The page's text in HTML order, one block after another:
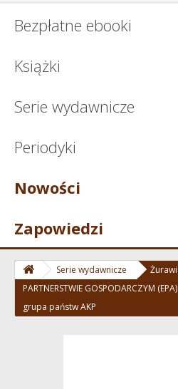
Bezpłatne ebooki
Książki
Serie wydawnicze
Periodyki
Nowości
Zapowiedzi
Serie wydawnicze
PARTNERSTWIE GOSPODARCZYM
grupa państw AKP